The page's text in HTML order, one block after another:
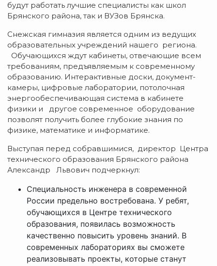
будут работать лучшие специалисты как школ
Брянского района, так и ВУЗов Брянска.
Снежская гимназия является одним из ведущих
образовательных учреждений нашего региона.
Обучающихся ждут кабинеты, отвечающие всем
требованиям, предъявляемым к современному
образованию. Интерактивные доски, документ-
камеры, цифровые лаборатории, потолочная
энергообеспечивающая система в кабинете
физики и другое современное оборудование
позволят получить более глубокие знания по
физике, математике и информатике.
Выступая перед собравшимися, директор Центра
технического образования Брянского района
Александр Львович подчеркнул:
Специальность инженера в современной
России предельно востребована. У ребят,
обучающихся в Центре технического
образования, появилась возможность
качественно повысить уровень знаний. В
современных лабораториях вы сможете
реализовывать проекты, которые станут